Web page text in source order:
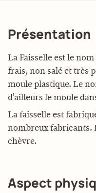
Présentation
La Faisselle est le
frais, non salé et très
moule plastique. Le
d’ailleurs le moule
La faisselle est
nombreux fabricants.
chèvre.
Aspect